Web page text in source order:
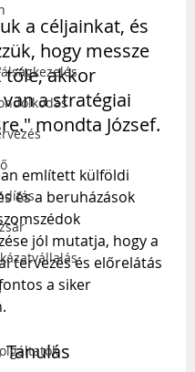
a céljainkat, és
hogy messze
tőle, akkor
a stratégiai
mondta József.
említett külföldi
és a beruházások
jól mutatja, hogy a
tervezés és előrelátás
a siker